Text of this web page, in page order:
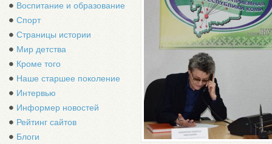
Воспитание и образование
Спорт
Страницы истории
Мир детства
Кроме того
Наше старшее поколение
Интервью
Информер новостей
Рейтинг сайтов
Блоги